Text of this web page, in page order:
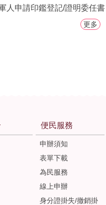
人申請印鑑登記/證明委任書
更多
便民服務
申辦須知
表單下載
為民服務
線上申辦
身分證掛失/撤銷掛